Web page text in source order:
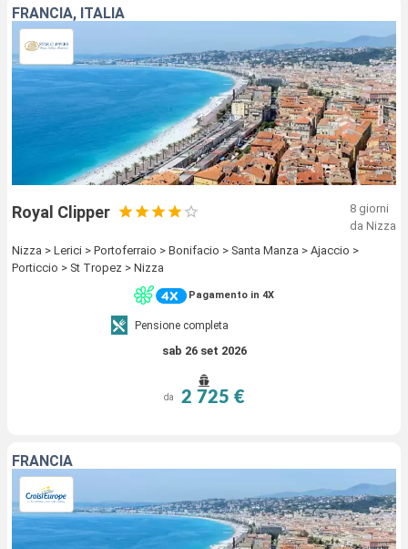
FRANCIA, ITALIA
Royal Clipper
8 giorni
da Nizza
Nizza > Lerici > Portoferraio > Bonifacio > Santa Manza > Ajaccio >
Porticcio > St Tropez > Nizza
Pagamento in 4X
Pensione completa
sab 26 set 2026
da 2 725 €
FRANCIA